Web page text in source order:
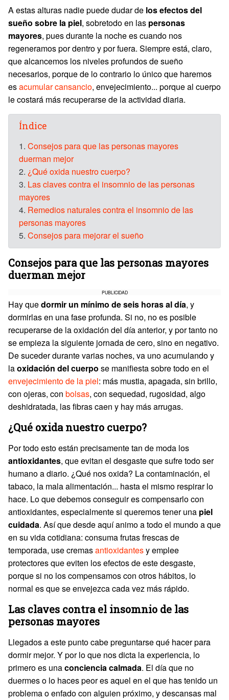
A estas alturas nadie puede dudar de los efectos del
sueño sobre la piel, sobretodo en las personas
mayores, pues durante la noche es cuando nos
regeneramos por dentro y por fuera. Siempre está, claro,
que alcancemos los niveles profundos de sueño
necesarios, porque de lo contrario lo único que haremos
esacumular cansancio, envejecimiento... porque al cuerpo
le costará más recuperarse de la actividad diaria.
Índice
1. Consejos para que las personas mayores
duerman mejor
2. ¿Qué oxida nuestro cuerpo?
3. Las claves contra el insomnio de las personas
mayores
4. Remedios naturales contra el insomnio de las
personas mayores
5. Consejos para mejorar el sueño
Consejos para que las personas mayores
duerman mejor
PUBLICIDAD
Hay quedormir un mínimo de seis horas al día, y
dormirlas en una fase profunda. Si no, no es posible
recuperarse de la oxidación del día anterior, y por tanto no
se empieza la siguiente jornada de cero, sino en negativo.
De suceder durante varias noches, va uno acumulando y
laoxidación del cuerpo se manifiesta sobre todo en el
envejecimiento de la piel: más mustia, apagada, sin brillo,
con ojeras, con bolsas, con sequedad, rugosidad, algo
deshidratada, las fibras caen y hay más arrugas.
¿Qué oxida nuestro cuerpo?
Por todo esto están precisamente tan de moda los
antioxidantes, que evitan el desgaste que sufre todo ser
humano a diario. ¿Qué nos oxida? La contaminación, el
tabaco, la mala alimentación... hasta el mismo respirar lo
hace. Lo que debemos conseguir es compensarlo con
antioxidantes, especialmente si queremos tener una piel
cuidada. Así que desde aquí animo a todo el mundo a que
en su vida cotidiana: consuma frutas frescas de
temporada, use cremasantioxidantesy emplee
protectores que eviten los efectos de este desgaste,
porque si no los compensamos con otros hábitos, lo
normal es que se envejezca cada vez más rápido.
Las claves contra el insomnio de las
personas mayores
Llegados a este punto cabe preguntarse qué hacer para
dormir mejor. Y por lo que nos dicta la experiencia, lo
primero es unaconciencia calmada. El día que no
duermes o lo haces peor es aquel en el que has tenido un
problema o enfado con alguien próximo, y descansas mal